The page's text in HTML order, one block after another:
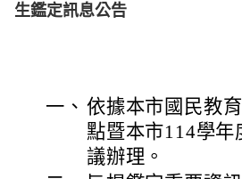
生鑑定訊息公告
一、 依據本市國民教
點暨本市114學
議辦理。